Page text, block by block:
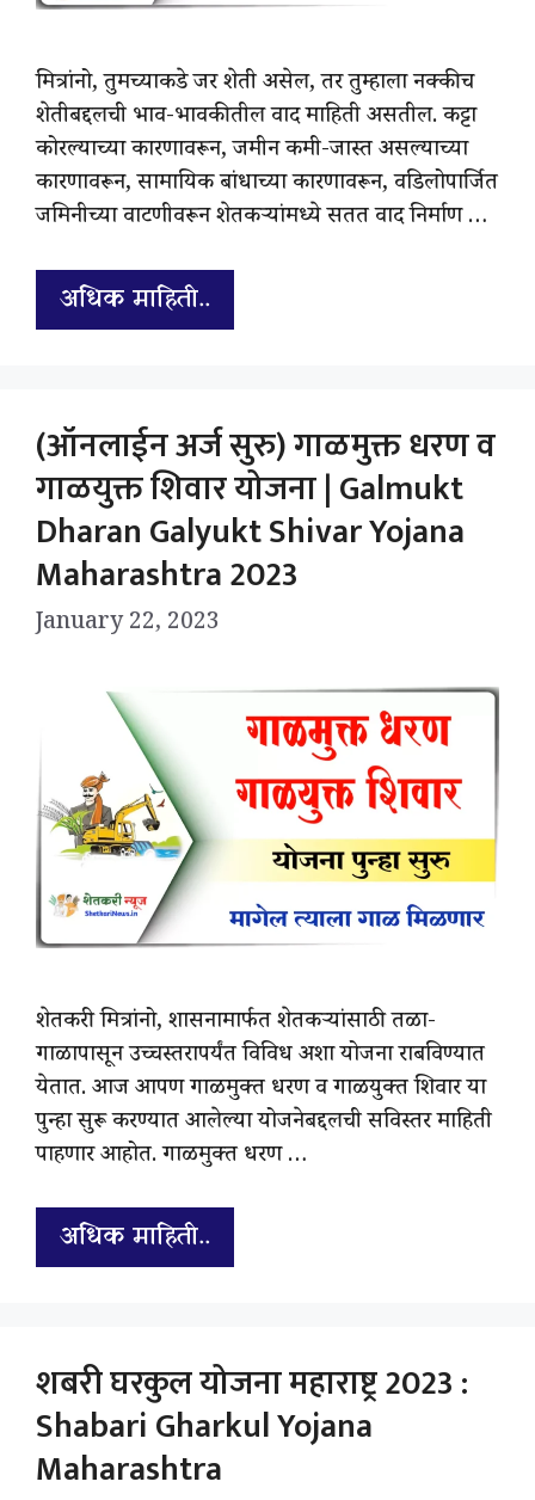
मित्रांनो, तुमच्याकडे जर शेती असेल, तर तुम्हाला नक्कीच
शेतीबद्दलची भाव-भावकीतील वाद माहिती असतील. कट्टा
कोरल्याच्या कारणावरून, जमीन कमी-जास्त असल्याच्या
कारणावरून, सामायिक बांधाच्या कारणावरून, वडिलोपार्जित
जमिनीच्या वाटणीवरून शेतकऱ्यांमध्ये सतत वाद निर्माण …
अधिक माहिती..
(ऑनलाईन अर्ज सुरु) गाळमुक्त धरण व
गाळयुक्त शिवार योजना | Galmukt
Dharan Galyukt Shivar Yojana
Maharashtra 2023
January 22, 2023
शेतकरी मित्रांनो, शासनामार्फत शेतकऱ्यांसाठी तळा-
गाळापासून उच्चस्तरापर्यंत विविध अशा योजना राबविण्यात
येतात. आज आपण गाळमुक्त धरण व गाळयुक्त शिवार या
पुन्हा सुरू करण्यात आलेल्या योजनेबद्दलची सविस्तर माहिती
पाहणार आहोत. गाळमुक्त धरण …
अधिक माहिती..
शबरी घरकुल योजना महाराष्ट्र 2023 :
Shabari Gharkul Yojana
Maharashtra